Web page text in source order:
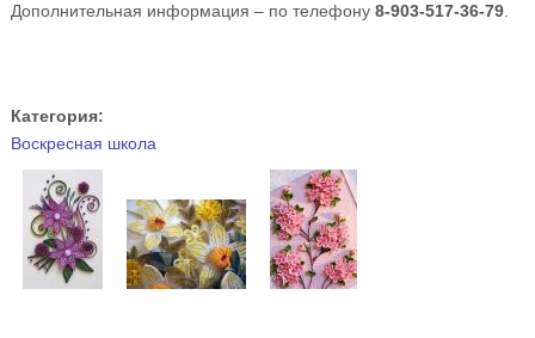
Дополнительная информация – по телефону 8-903-517-36-79.
Категория:
Воскресная школа